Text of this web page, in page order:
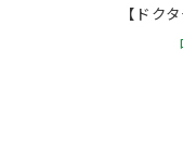
【ドク